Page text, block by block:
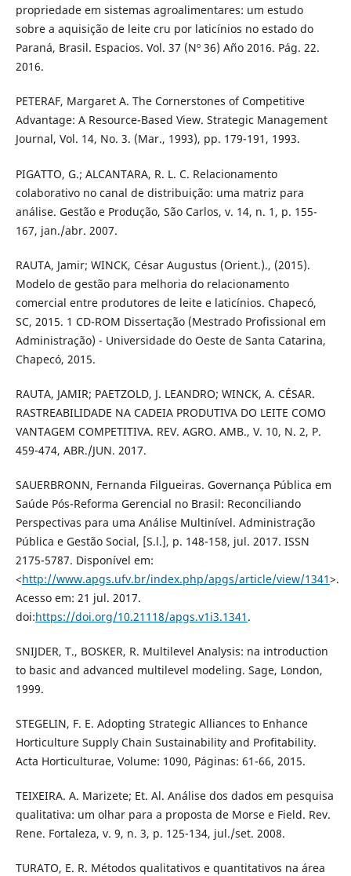
propriedade em sistemas agroalimentares: um estudo
sobre a aquisição de leite cru por laticínios no estado do
Paraná, Brasil. Espacios. Vol. 37 (Nº 36) Año 2016. Pág. 22.
2016.
PETERAF, Margaret A. The Cornerstones of Competitive
Advantage: A Resource-Based View. Strategic Management
Journal, Vol. 14, No. 3. (Mar., 1993), pp. 179-191, 1993.
PIGATTO, G.; ALCANTARA, R. L. C. Relacionamento
colaborativo no canal de distribuição: uma matriz para
análise. Gestão e Produção, São Carlos, v. 14, n. 1, p. 155-
167, jan./abr. 2007.
RAUTA, Jamir; WINCK, César Augustus (Orient.)., (2015).
Modelo de gestão para melhoria do relacionamento
comercial entre produtores de leite e laticínios. Chapecó,
SC, 2015. 1 CD-ROM Dissertação (Mestrado Profissional em
Administração) - Universidade do Oeste de Santa Catarina,
Chapecó, 2015.
RAUTA, JAMIR; PAETZOLD, J. LEANDRO; WINCK, A. CÉSAR.
RASTREABILIDADE NA CADEIA PRODUTIVA DO LEITE COMO
VANTAGEM COMPETITIVA. REV. AGRO. AMB., V. 10, N. 2, P.
459-474, ABR./JUN. 2017.
SAUERBRONN, Fernanda Filgueiras. Governança Pública em
Saúde Pós-Reforma Gerencial no Brasil: Reconciliando
Perspectivas para uma Análise Multinível. Administração
Pública e Gestão Social, [S.l.], p. 148-158, jul. 2017. ISSN
2175-5787. Disponível em:
<http://www.apgs.ufv.br/index.php/apgs/article/view/1341>.
Acesso em: 21 jul. 2017.
doi:https://doi.org/10.21118/apgs.v1i3.1341 .
SNIJDER, T., BOSKER, R. Multilevel Analysis: na introduction
to basic and advanced multilevel modeling. Sage, London,
1999.
STEGELIN, F. E. Adopting Strategic Alliances to Enhance
Horticulture Supply Chain Sustainability and Profitability.
Acta Horticulturae, Volume: 1090, Páginas: 61-66, 2015.
TEIXEIRA. A. Marizete; Et. Al. Análise dos dados em pesquisa
qualitativa: um olhar para a proposta de Morse e Field. Rev.
Rene. Fortaleza, v. 9, n. 3, p. 125-134, jul./set. 2008.
TURATO, E. R. Métodos qualitativos e quantitativos na área